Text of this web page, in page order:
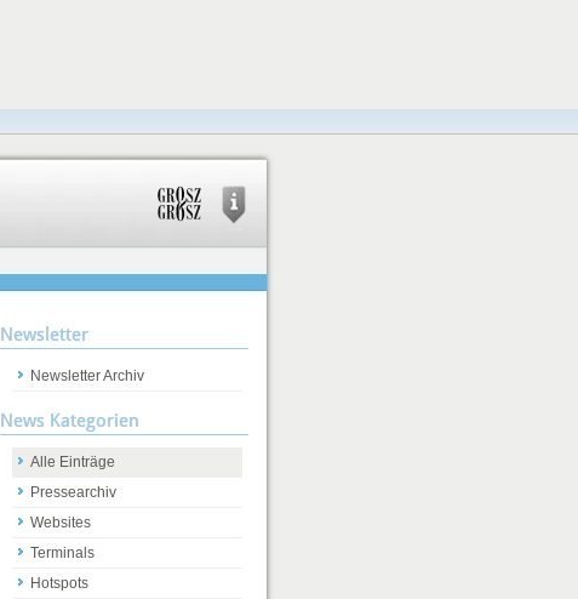
Newsletter
Newsletter Archiv
News Kategorien
Alle Einträge
Pressearchiv
Websites
Terminals
Hotspots